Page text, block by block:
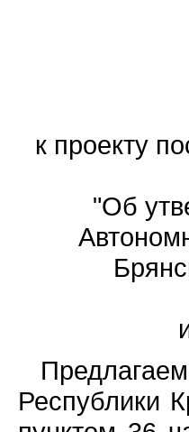
к проекту
"Об
Республики